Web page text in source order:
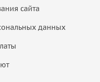
сайта
данных